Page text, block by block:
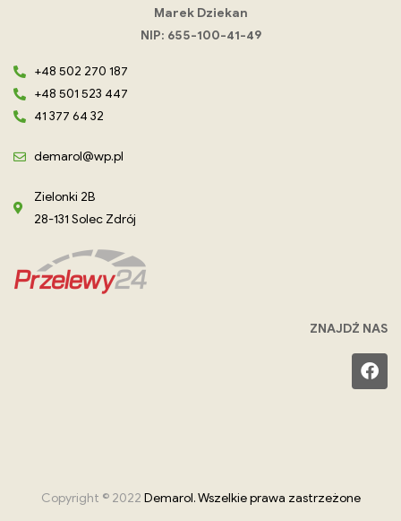
Marek Dziekan
NIP: 655-100-41-49
+48 502 270 187
+48 501 523 447
41 377 64 32
demarol@wp.pl
Zielonki 2B
28-131 Solec Zdrój
ZNAJDŹ NAS
Copyright © 2022 Demarol. Wszelkie prawa zastrzeżone